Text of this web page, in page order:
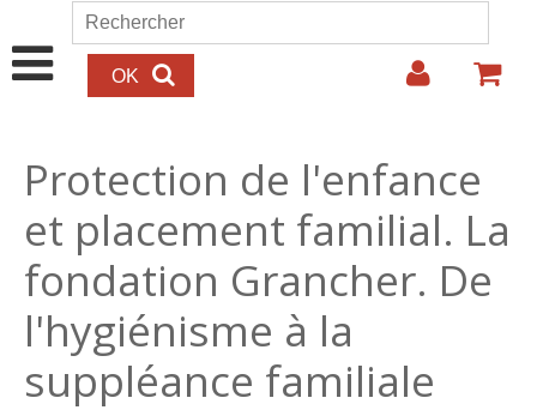
Aller au contenu principal
Formulaire de recherche
Rechercher
Protection de l'enfance
et placement familial. La
fondation Grancher. De
l'hygiénisme à la
suppléance familiale